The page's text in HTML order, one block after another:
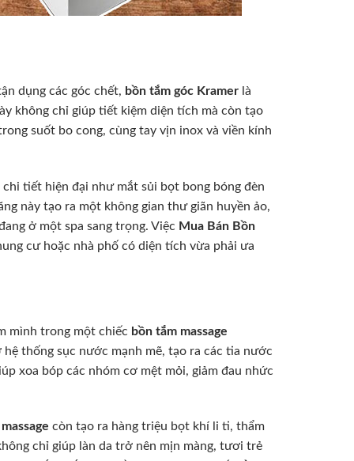
dụng các góc chết, bồn tắm góc Kramer là
không chỉ giúp tiết kiệm diện tích mà còn tạo
suốt bo cong, cùng tay vịn inox và viền kính
tiết hiện đại như mắt sủi bọt bong bóng đèn
này tạo ra một không gian thư giãn huyền ảo,
ở một spa sang trọng. Việc Mua Bán Bồn
cư hoặc nhà phố có diện tích vừa phải ưa
mình trong một chiếc bồn tắm massage
thống sục nước mạnh mẽ, tạo ra các tia nước
xoa bóp các nhóm cơ mệt mỏi, giảm đau nhức
còn tạo ra hàng triệu bọt khí li ti, thẩm
chỉ giúp làn da trở nên mịn màng, tươi trẻ